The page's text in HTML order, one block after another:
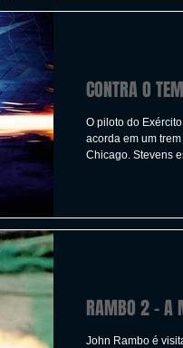
CONTRA O
O piloto do
acorda em um trem
Chicago. Stevens
RAMBO 2 - A
John Rambo é